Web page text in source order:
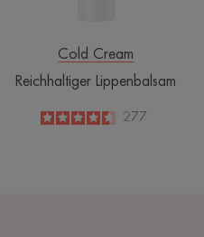
Cold Cream
Reichhaltiger Lippenbalsam
4.5
/
5
277